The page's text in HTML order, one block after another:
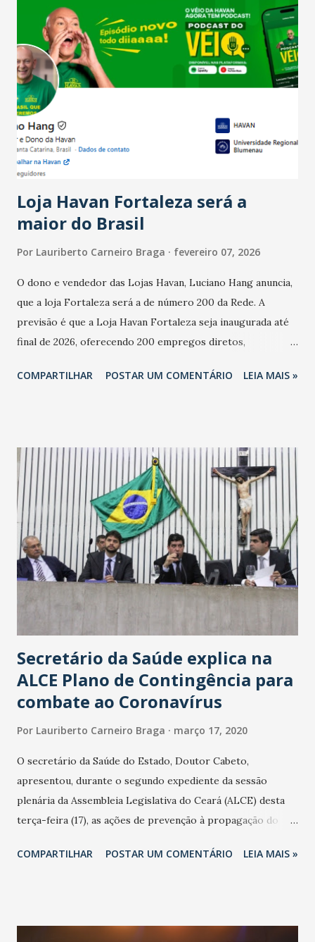
confraternizações de fim de ano e pelo pagamento do 13º
Salário para um número maior de trabalhadores, já que o
país tem a menor taxa de desemprego dos anos recentes.
Ainda segundo a Pesquisa, em novembro de 2025, 40% dos
bares e restaurantes operaram com lucro e outros 40%
registraram equilíbrio financeiro. Já o percentual de
estabelecimentos no prejuízo ficou em 19%, pouco abaixo
do observado no mês anterior. Outros 1% não existiam em
novembro. Em relação a outubro, o faturamento também
cresceu. De acordo com a pesquisa, 44% dos n...
Loja Havan Fortaleza será a
maior do Brasil
Por Lauriberto Carneiro Braga fevereiro 07, 2026
O dono e vendedor das Lojas Havan, Luciano Hang anuncia,
que a loja Fortaleza será a de número 200 da Rede. A
previsão é que a Loja Havan Fortaleza seja inaugurada até
final de 2026, oferecendo 200 empregos diretos,
Havan Fortaleza ainda não foi anunciada oficialmente, mas
COMPARTILHAR POSTAR UM COMENTÁRIO LEIA MAIS »
Secretário da Saúde explica na
ALCE Plano de Contingência para
combate ao Coronavírus
Por Lauriberto Carneiro Braga março 17, 2020
O secretário da Saúde do Estado, Doutor Cabeto,
apresentou, durante o segundo expediente da sessão
plenária da Assembleia Legislativa do Ceará (ALCE) desta
terça-feira (17), as ações de prevenção à propagação do
adotadas pelo Governo do Estado na contenção da
população suspeita e de cuidados com os ambientes
COMPARTILHAR POSTAR UM COMENTÁRIO LEIA MAIS »